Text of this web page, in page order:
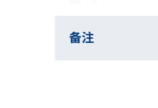
备注